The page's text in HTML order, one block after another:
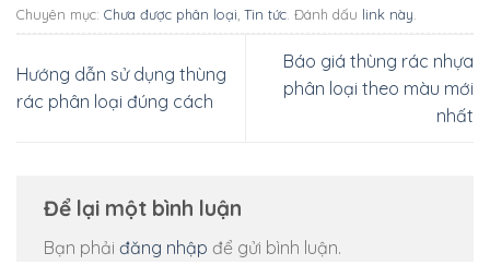
Chuyên mục: Chưa được phân loại Tin tức . Đánh dấu link này
Hướng dẫn sử dụng thùng
rác phân loại đúng cách
Báo giá thùng rác nhựa
phân loại theo màu mới
nhất
Để lại một bình luận
Bạn phải đăng nhập để gửi bình luận.